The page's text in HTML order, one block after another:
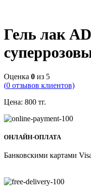
Гель лак
Оценка 0 из 5
(0 отзывов клиентов)
Цена: 800 тг.
ОНЛАЙН-ОПЛАТА
Банковскими картами